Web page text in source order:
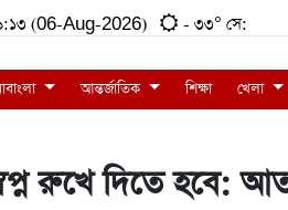
(06-Aug-2026) - ৩৩° সে:
আন্তর্জাতিক শিক্ষা খেলা
রুখে দিতে হবে: